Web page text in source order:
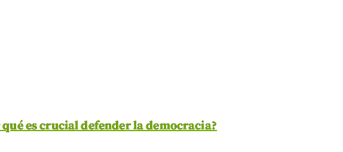
qué es crucial defender la democracia?